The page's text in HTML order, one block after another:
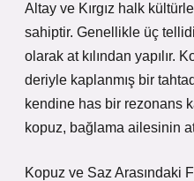
Altay ve Kırgız halk
sahiptir. Genellikle üç
olarak at kılından yapılır.
deriyle kaplanmış bir
kendine has bir rezonans
kopuz, bağlama ailesinin
Kopuz ve Saz Arasındaki